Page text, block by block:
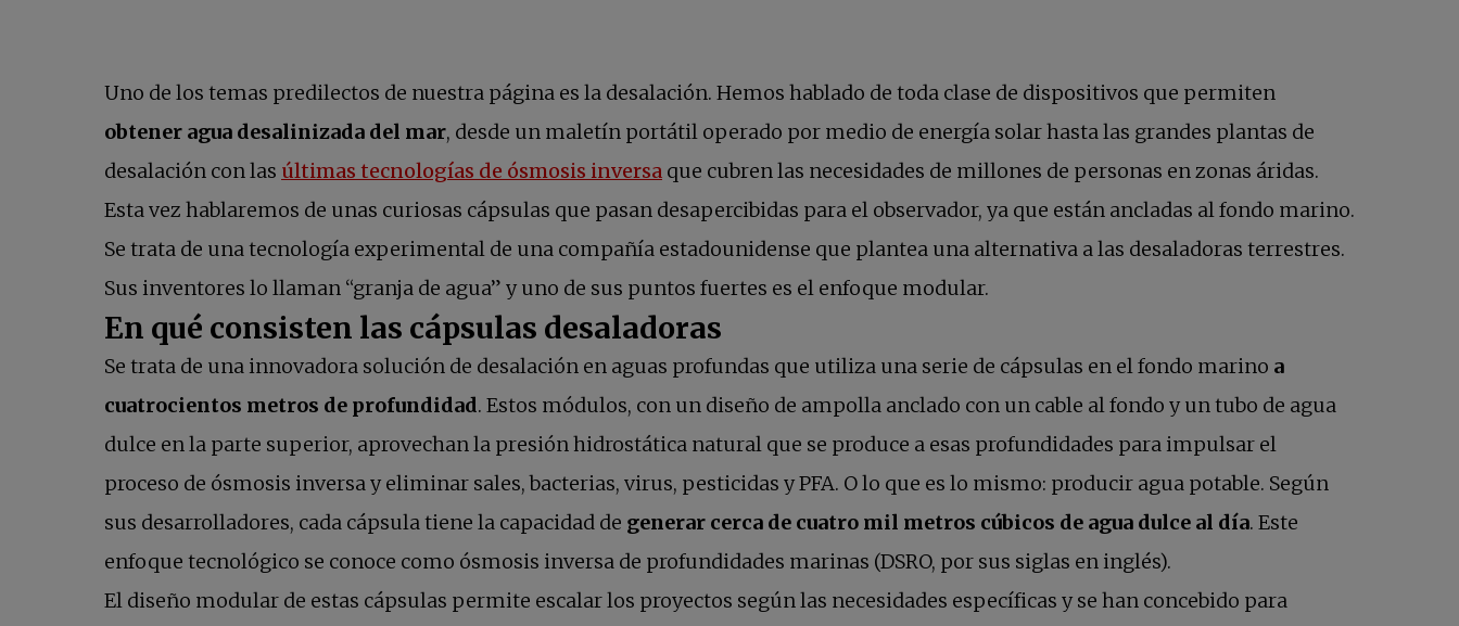
Uno de los temas predilectos de nuestra página es la desalación. Hemos hablado de toda clase de dispositivos que permiten
obtener agua desalinizada del mar, desde un maletín portátil operado por medio de energía solar hasta las grandes plantas de
desalación con las últimas tecnologías de ósmosis inversa se abre en una pestaña nueva
que cubren las necesidades de millones de personas en zonas áridas.
Esta vez hablaremos de unas curiosas cápsulas que pasan desapercibidas para el observador, ya que están ancladas al fondo marino.
Se trata de una tecnología experimental de una compañía estadounidense que plantea una alternativa a las desaladoras terrestres.
Sus inventores lo llaman “granja de agua” y uno de sus puntos fuertes es el enfoque modular.
En qué consisten las cápsulas desaladoras
Se trata de una innovadora solución de desalación en aguas profundas que utiliza una serie de cápsulas en el fondo marino a
cuatrocientos metros de profundidad. Estos módulos, con un diseño de ampolla anclado con un cable al fondo y un tubo de agua
dulce en la parte superior, aprovechan la presión hidrostática natural que se produce a esas profundidades para impulsar el
proceso de ósmosis inversa y eliminar sales, bacterias, virus, pesticidas y PFA. O lo que es lo mismo: producir agua potable. Según
sus desarrolladores, cada cápsula tiene la capacidad de generar cerca de cuatro mil metros cúbicos de agua dulce al día. Este
enfoque tecnológico se conoce como ósmosis inversa de profundidades marinas (DSRO, por sus siglas en inglés).
El diseño modular de estas cápsulas permite escalar los proyectos según las necesidades específicas y se han concebido para